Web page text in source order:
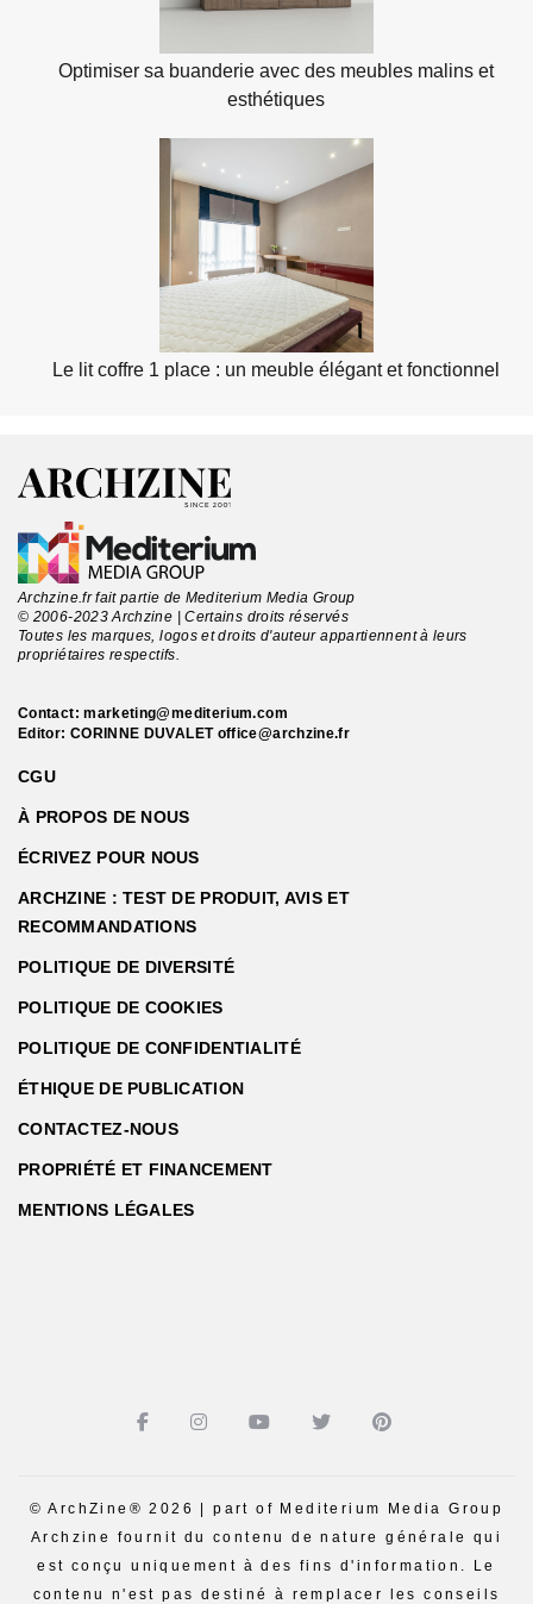
Optimiser sa buanderie avec des meubles malins et
esthétiques
Le lit coffre 1 place : un meuble élégant et fonctionnel
Archzine.fr fait partie de Mediterium Media Group
© 2006-2023 Archzine | Certains droits réservés
Toutes les marques, logos et droits d'auteur appartiennent à leurs
propriétaires respectifs.
Contact:marketing@mediterium.com
Editor: CORINNE DUVALET office@archzine.fr
CGU
À PROPOS DE NOUS
ÉCRIVEZ POUR NOUS
ARCHZINE : TEST DE PRODUIT, AVIS ET
RECOMMANDATIONS
POLITIQUE DE DIVERSITÉ
POLITIQUE DE COOKIES
POLITIQUE DE CONFIDENTIALITÉ
ÉTHIQUE DE PUBLICATION
CONTACTEZ-NOUS
PROPRIÉTÉ ET FINANCEMENT
MENTIONS LÉGALES
© ArchZine® 2026 | part of Mediterium Media Group
Archzine fournit du contenu de nature générale qui
est conçu uniquement à des fins d'information. Le
contenu n'est pas destiné à remplacer les conseils